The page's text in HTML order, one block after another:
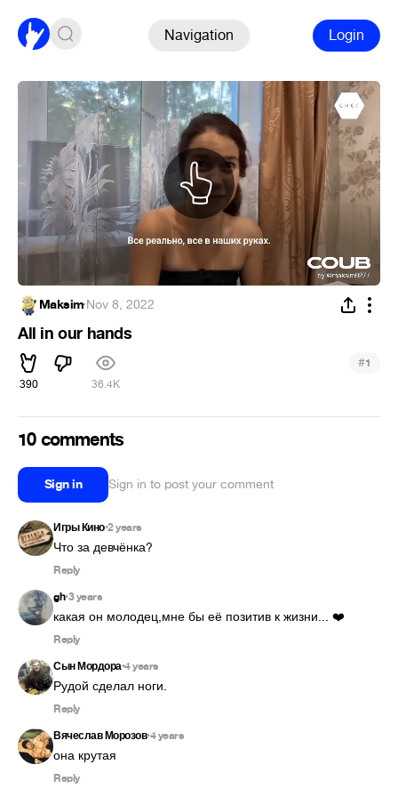
Navigation Login
Maksim·Nov 8, 2022
All in our hands
390 36.4K
#1
10 comments
Sign in Sign in to post your comment
Игры Кино•2 years
Что за девчёнка?
Reply
gh•3 years
какая он молодец,мне бы её позитив к жизни... ❤️
Reply
Сын Мордора•4 years
Рудой сделал ноги.
Reply
Вячеслав Морозов•4 years
она крутая
Reply